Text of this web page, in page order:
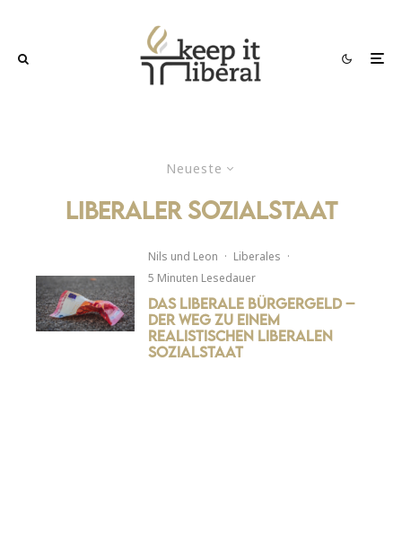
Neueste
liberaler Sozialstaat
Nils und Leon · Liberales ·
5 Minuten Lesedauer
Das liberale Bürgergeld –
Der Weg zu einem
realistischen liberalen
Sozialstaat